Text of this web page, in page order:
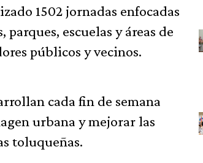
1502 jornadas enfocadas
escuelas y áreas de
públicos y vecinos.
cada fin de semana
urbana y mejorar las
toluqueñas.